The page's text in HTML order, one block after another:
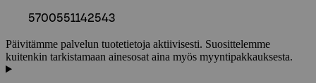
5700551142543
Päivitämme palvelun tuotetietoja aktiivisesti. Suosittelemme
kuitenkin tarkistamaan ainesosat aina myös myyntipakkauksesta.